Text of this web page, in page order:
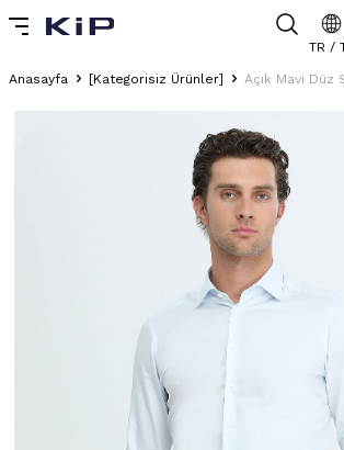
TR /
Anasayfa [Kategorisiz Ürünler] Açık Mavi Düz